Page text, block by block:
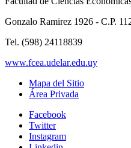
Gonzalo Ramirez 1926 - C.P.
Tel. (598) 24118839
www.fcea.udelar.edu.uy
Mapa del Sitio
Área Privada
Facebook
Twitter
Instagram